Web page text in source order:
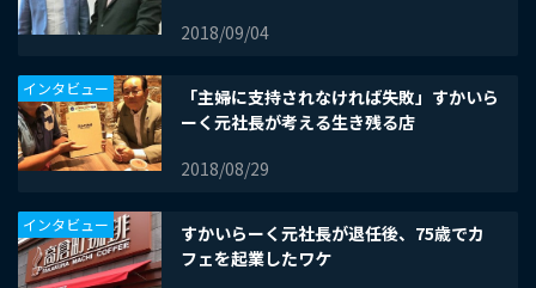
2018/09/04
「主婦に支持されなければ失敗」すかいら
ーく元社長が考える生き残る店
2018/08/29
インタビュー
すかいらーく元社長が退任後、75歳でカ
フェを起業したワケ
インタビュー